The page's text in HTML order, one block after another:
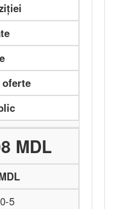
oferte
MDL
5